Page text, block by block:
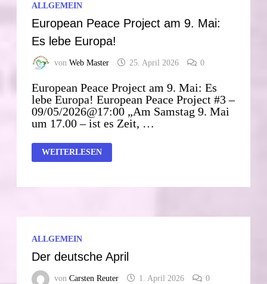
ALLGEMEIN
European Peace Project am 9. Mai:
Es lebe Europa!
vonWeb Master 25. April 2026 0
European Peace Project am 9. Mai: Es
lebe Europa! European Peace Project #3 –
09/05/2026@17:00 „Am Samstag 9. Mai
um 17.00 – ist es Zeit, …
EUROPEAN
PEACE
WEITERLESEN
ALLGEMEIN
Der deutsche April
vonCarsten Reuter 1. April 2026 0